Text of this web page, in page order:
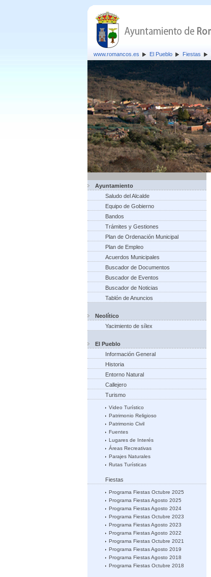
www.romancos.es El Pueblo Fiestas
Ayuntamiento
Saludo del Alcalde
Equipo de Gobierno
Bandos
Trámites y Gestiones
Plan de Ordenación Municipal
Plan de Empleo
Acuerdos Municipales
Buscador de Documentos
Buscador de Eventos
Buscador de Noticias
Tablón de Anuncios
Neolítico
Yacimiento de sílex
El Pueblo
Información General
Historia
Entorno Natural
Callejero
Turismo
Video Turístico
Patrimonio Religioso
Patrimonio Civil
Fuentes
Lugares de Interés
Áreas Recreativas
Parajes Naturales
Rutas Turísticas
Fiestas
Programa Fiestas Octubre 2025
Programa Fiestas Agosto 2025
Programa Fiestas Agosto 2024
Programa Fiestas Octubre 2023
Programa Fiestas Agosto 2023
Programa Fiestas Agosto 2022
Programa Fiestas Octubre 2021
Programa Fiestas Agosto 2019
Programa Fiestas Agosto 2018
Programa Fiestas Octubre 2018